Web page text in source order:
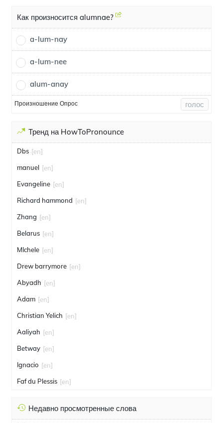
Как произносится alumnae?
a-lum-nay
a-lum-nee
alum-anay
Произношение Опрос голос
Тренд на HowToPronounce
Dbs [en]
manuel [en]
Evangeline [en]
Richard hammond [en]
Zhang [en]
Belarus [en]
MIchele [en]
Drew barrymore [en]
Abyadh [en]
Adam [en]
Christian Yelich [en]
Aaliyah [en]
Betway [en]
Ignacio [en]
Faf du Plessis [en]
Недавно просмотренные слова